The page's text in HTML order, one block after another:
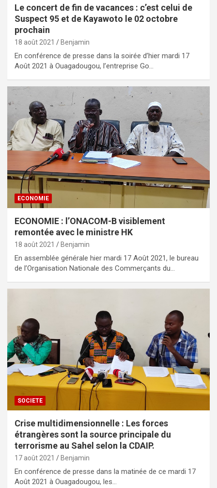
Le concert de fin de vacances : c’est celui de
Suspect 95 et de Kayawoto le 02 octobre
prochain
18 août 2021 Benjamin
En conférence de presse dans la soirée d’hier mardi 17
Août 2021 à Ouagadougou, l’entreprise Go…
ECONOMIE
ECONOMIE : l’ONACOM-B visiblement
remontée avec le ministre HK
18 août 2021 Benjamin
En assemblée générale hier mardi 17 Août 2021, le bureau
de l’Organisation Nationale des Commerçants du…
SOCIETE
Crise multidimensionnelle : Les forces
étrangères sont la source principale du
terrorisme au Sahel selon la CDAIP.
17 août 2021 Benjamin
En conférence de presse dans la matinée de ce mardi 17
Août 2021 à Ouagadougou, les…